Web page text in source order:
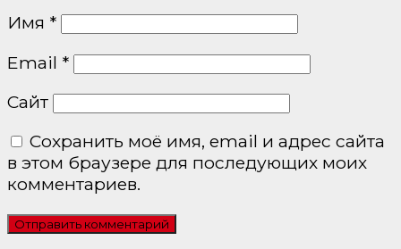
Имя *
Email *
Сайт
Сохранить моё имя, email и адрес сайта
в этом браузере для последующих моих
комментариев.